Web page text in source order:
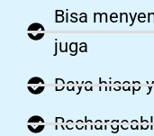
Bisa
juga
Daya hisap